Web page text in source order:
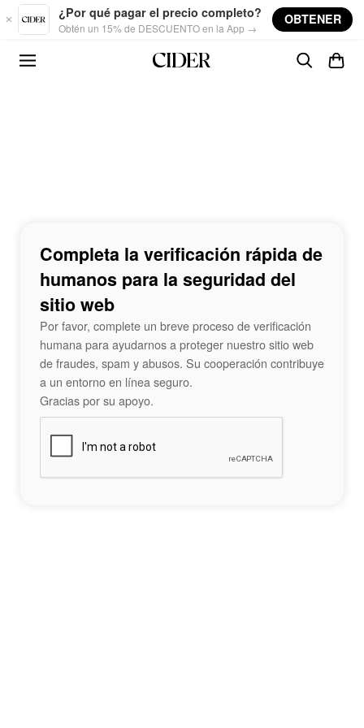
Skip to main content
¿Por qué pagar el precio completo?
Obtén un 15% de DESCUENTO en la App →
OBTENER
Completa la verificación rápida de
humanos para la seguridad del
sitio web
Por favor, complete un breve proceso de verificación
humana para ayudarnos a proteger nuestro sitio web
de fraudes, spam y abusos. Su cooperación contribuye
a un entorno en línea seguro.
Gracias por su apoyo.